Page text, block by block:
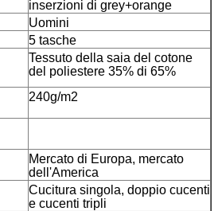
inserzioni di grey+orange
Uomini
5 tasche
Tessuto della saia del cotone
del poliestere 35% di 65%
240g/m2
Mercato di Europa, mercato
dell'America
Cucitura singola, doppio cucenti
e cucenti tripli